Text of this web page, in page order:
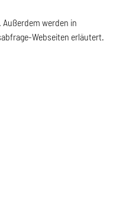
werden in
Webseiten erläutert.